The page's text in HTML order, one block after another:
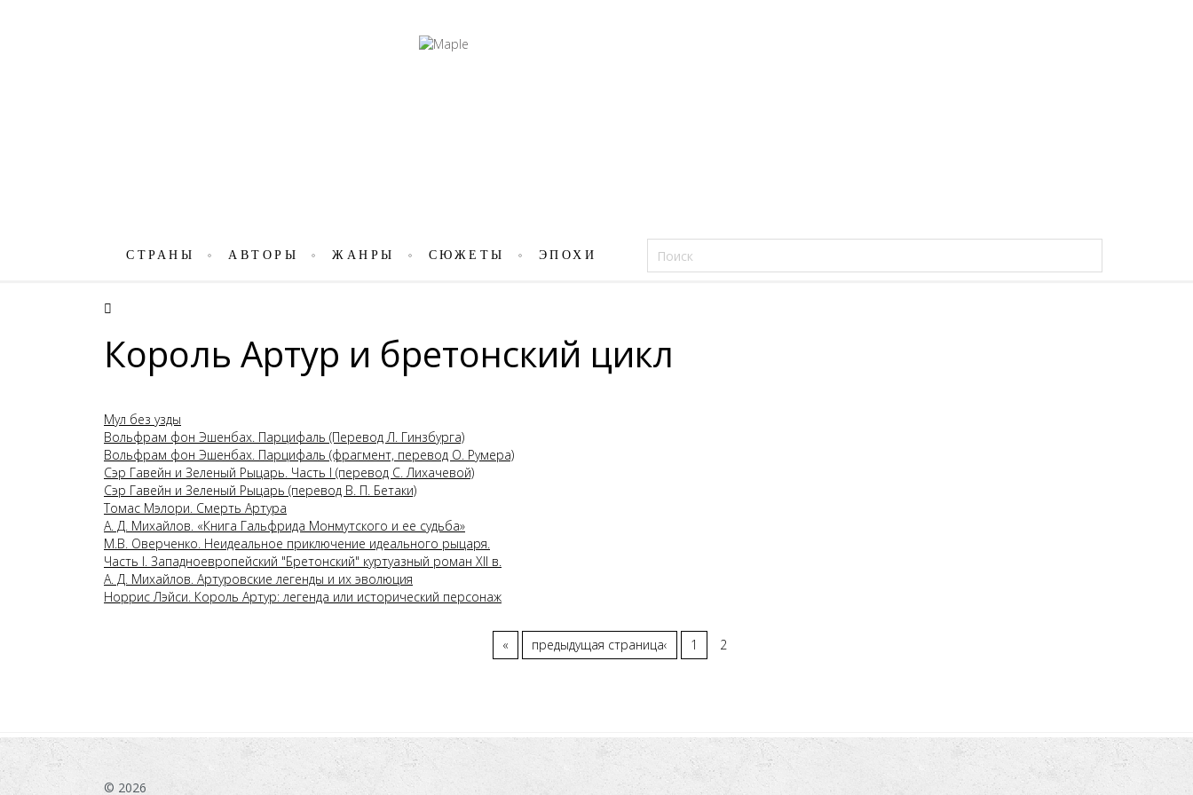
СТРАНЫ АВТОРЫ ЖАНРЫ СЮЖЕТЫ ЭПОХИ
Король Артур и бретонский цикл
Мул без узды
Вольфрам фон Эшенбах. Парцифаль (Перевод Л. Гинзбурга)
Вольфрам фон Эшенбах. Парцифаль (фрагмент, перевод О. Румера)
Сэр Гавейн и Зеленый Рыцарь. Часть I (перевод С. Лихачевой)
Сэр Гавейн и Зеленый Рыцарь (перевод В. П. Бетаки)
Томас Мэлори. Смерть Артура
А. Д. Михайлов. «Книга Гальфрида Монмутского и ее судьба»
М.В. Оверченко. Неидеальное приключение идеального рыцаря.
Часть I. Западноевропейский "Бретонский" куртуазный роман XII в.
А. Д. Михайлов. Артуровские легенды и их эволюция
Норрис Лэйси. Король Артур: легенда или исторический персонаж
« предыдущая страница‹ 1 2
© 2026